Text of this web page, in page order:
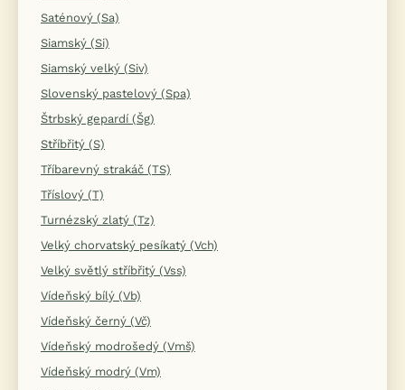
Saténový (Sa)
Siamský (Si)
Siamský velký (Siv)
Slovenský pastelový (Spa)
Štrbský gepardí (Šg)
Stříbřitý (S)
Tříbarevný strakáč (TS)
Tříslový (T)
Turnézský zlatý (Tz)
Velký chorvatský pesíkatý (Vch)
Velký světlý stříbřitý (Vss)
Vídeňský bílý (Vb)
Vídeňský černý (Vč)
Vídeňský modrošedý (Vmš)
Vídeňský modrý (Vm)